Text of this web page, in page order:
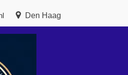
Den Haag